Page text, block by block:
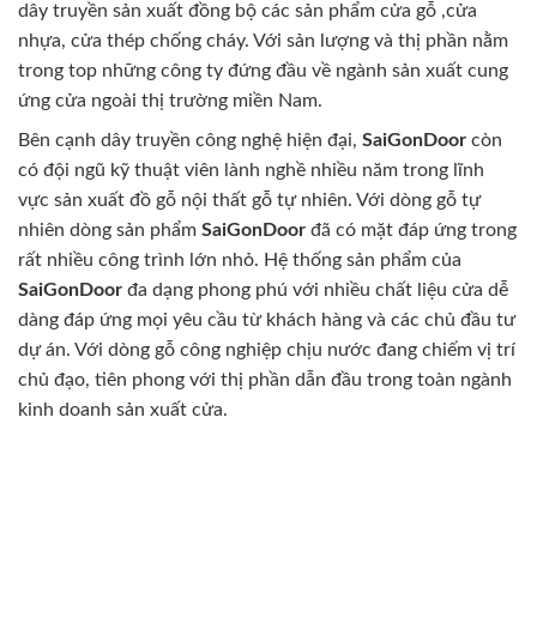
dây truyền sản xuất đồng bộ các sản phẩm cửa gỗ ,cửa
nhựa, cửa thép chống cháy. Với sản lượng và thị phần nằm
trong top những công ty đứng đầu về ngành sản xuất cung
ứng cửa ngoài thị trường miền Nam.
Bên cạnh dây truyền công nghệ hiện đại, SaiGonDoor còn
có đội ngũ kỹ thuật viên lành nghề nhiều năm trong lĩnh
vực sản xuất đồ gỗ nội thất gỗ tự nhiên. Với dòng gỗ tự
nhiên dòng sản phẩm SaiGonDoor đã có mặt đáp ứng trong
rất nhiều công trình lớn nhỏ. Hệ thống sản phẩm của
SaiGonDoor đa dạng phong phú với nhiều chất liệu cửa dễ
dàng đáp ứng mọi yêu cầu từ khách hàng và các chủ đầu tư
dự án. Với dòng gỗ công nghiệp chịu nước đang chiếm vị trí
chủ đạo, tiên phong với thị phần dẫn đầu trong toàn ngành
kinh doanh sản xuất cửa.